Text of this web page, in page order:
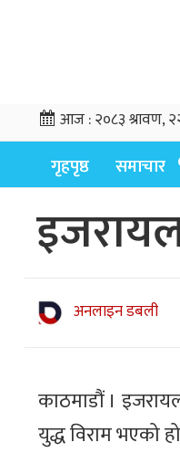
आज :२०८३ श्रावण,
गृहपृष्ठ समाचार
इजरायल
अनलाइन डबली
काठमाडौं ।
युद्ध विराम भएको